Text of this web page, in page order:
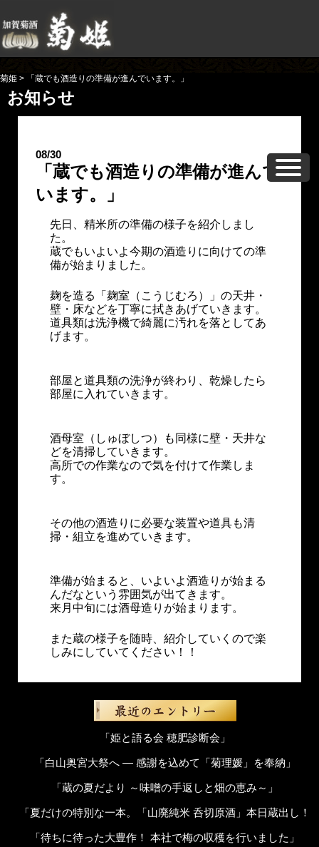
菊姫 > 「蔵でも酒造りの準備が進んでいます。」
お知らせ
08/30
「蔵でも酒造りの準備が進んで
います。」
先日、精米所の準備の様子を紹介しまし
た。
蔵でもいよいよ今期の酒造りに向けての準
備が始まりました。
麹を造る「麹室（こうじむろ）」の天井・
壁・床などを丁寧に拭きあげていきます。
道具類は洗浄機で綺麗に汚れを落としてあ
げます。
部屋と道具類の洗浄が終わり、乾燥したら
部屋に入れていきます。
酒母室（しゅぼしつ）も同様に壁・天井な
どを清掃していきます。
高所での作業なので気を付けて作業しま
す。
その他の酒造りに必要な装置や道具も清
掃・組立を進めていきます。
準備が始まると、いよいよ酒造りが始まる
んだなという雰囲気が出てきます。
来月中旬には酒母造りが始まります。
また蔵の様子を随時、紹介していくので楽
しみにしていてください！！
「姫と語る会 穂肥診断会」
「白山奥宮大祭へ ― 感謝を込めて「菊理媛」を奉納」
「蔵の夏だより ～味噌の手返しと畑の恵み～」
「夏だけの特別な一本。「山廃純米 呑切原酒」本日蔵出し！
「待ちに待った大豊作！ 本社で梅の収穫を行いました」